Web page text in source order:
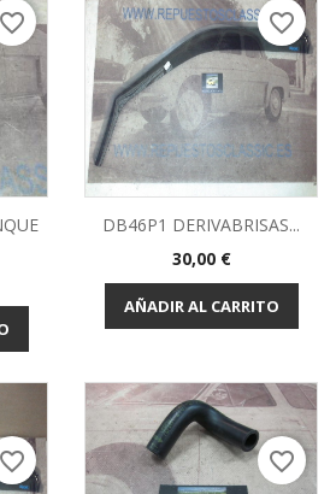
favorite_border
DB46P1 DERIVABRISAS...
Precio
30,00 €
AÑADIR AL CARRITO
favorite_border
favorite_border favorite_border